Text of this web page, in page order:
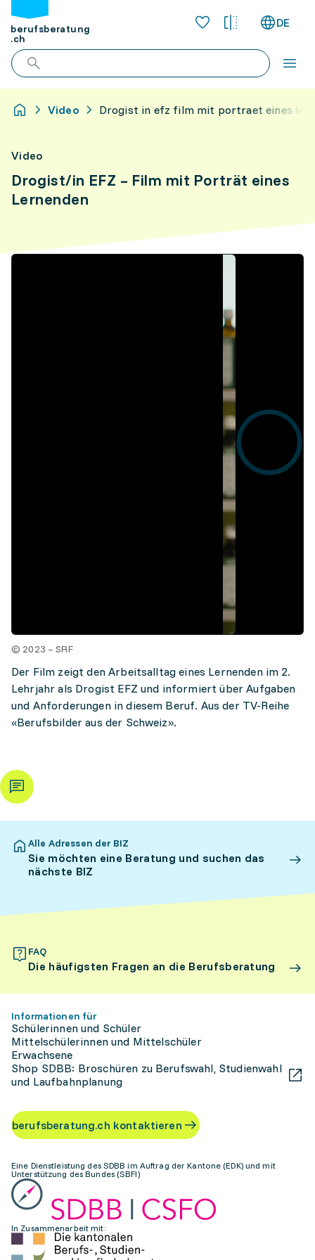
berufsberatung
.ch
DE
Video Drogist in efz film mit portraet eines
Video
Drogist/in EFZ – Film mit Porträt eines
Lernenden
© 2023 – SRF
Der Film zeigt den Arbeitsalltag eines Lernenden im 2.
Lehrjahr als Drogist EFZ und informiert über Aufgaben
und Anforderungen in diesem Beruf. Aus der TV-Reihe
«Berufsbilder aus der Schweiz».
Alle Adressen der BIZ
Sie möchten eine Beratung und suchen das
nächste BIZ
FAQ
Die häufigsten Fragen an die Berufsberatung
Informationen für
Schülerinnen und Schüler
Mittelschülerinnen und Mittelschüler
Erwachsene
Shop SDBB: Broschüren zu Berufswahl, Studienwahl
und Laufbahnplanung
berufsberatung.ch kontaktieren
Eine Dienstleistung des SDBB im Auftrag der Kantone (EDK) und mit
Unterstützung des Bundes (SBFI)
In Zusammenarbeit mit: